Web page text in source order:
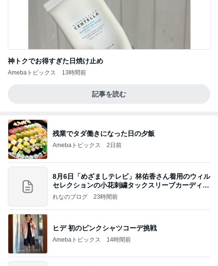
神トクでお得すぎた日焼け止め
Amebaトピックス 13時間前
記事を読む
残業でタダ働きになった日の夕飯
Amebaトピックス 2日前
8月6日「めざましテレビ」林佑香さん着用のウィル
セレクションの小花刺繍タックスリーブカーディガ
ン
れなのブログ 23時間前
ヒデ 初のピンクシャツコーデ挑戦
Amebaトピックス 14時間前